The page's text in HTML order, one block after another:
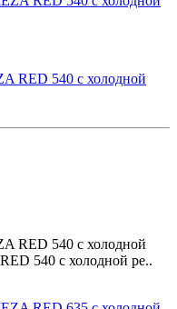
RED 540 с холодной
RED 540 с холодной
540 с холодной ре..